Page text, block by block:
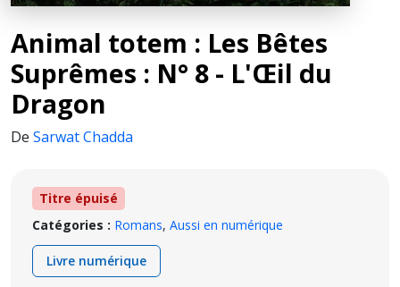
Animal totem : Les Bêtes
Suprêmes : N° 8 - L'Œil du
Dragon
De Sarwat Chadda
Titre épuisé
Catégories : Romans, Aussi en numérique
Livre numérique